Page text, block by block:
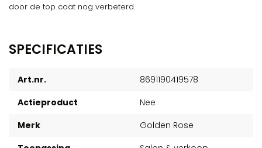
door de top coat nog verbeterd.
SPECIFICATIES
Art.nr.
8691190419578
Actieproduct
Nee
Merk
Golden Rose